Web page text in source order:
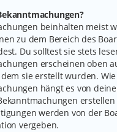
beinhalten meist
zu dem Bereich des
Du solltest sie stets
erscheinen oben
sie erstellt wurden.
hängt es von
werden von der
vergeben.